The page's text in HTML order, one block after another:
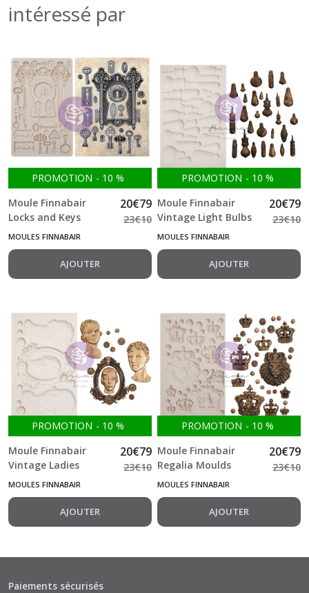
intéressé par
PROMOTION - 10 %
Moule Finnabair
Locks and Keys
Moulds 12.7*20.3 cm
20€79
23€10
MOULES FINNABAIR
AJOUTER
PROMOTION - 10 %
Moule Finnabair
Vintage Light Bulbs
Moulds 12.7*20.3 cm
20€79
23€10
MOULES FINNABAIR
AJOUTER
PROMOTION - 10 %
Moule Finnabair
Vintage Ladies
Moulds 12.7*20.3 cm
20€79
23€10
MOULES FINNABAIR
AJOUTER
PROMOTION - 10 %
Moule Finnabair
Regalia Moulds
12.7*20.3 cm
20€79
23€10
MOULES FINNABAIR
AJOUTER
Paiements sécurisés